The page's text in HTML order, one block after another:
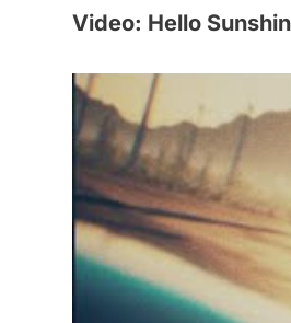
Video: Hello